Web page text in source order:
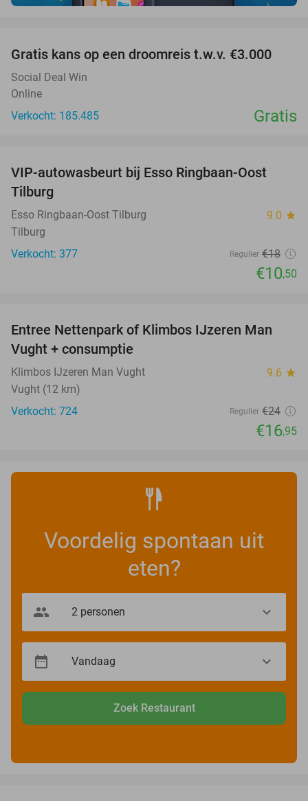
Gratis kans op een droomreis t.w.v. €3.000
Social Deal Win
Online
Verkocht: 185.485
Gratis
42%
VIP-autowasbeurt bij Esso Ringbaan-Oost
Tilburg
Esso Ringbaan-Oost Tilburg 9.0 star
Tilburg
Verkocht: 377
Regulier €18
€10,50
29%
Entree Nettenpark of Klimbos IJzeren Man
Vught + consumptie
Klimbos IJzeren Man Vught 9.6 star
Vught (12 km)
Verkocht: 724
Regulier €24
€16,95
Voordelig spontaan uit
eten?
Zoek Restaurant